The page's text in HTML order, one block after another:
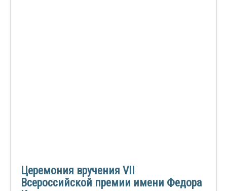
Церемония вручения VII
Всероссийской премии имени Федора